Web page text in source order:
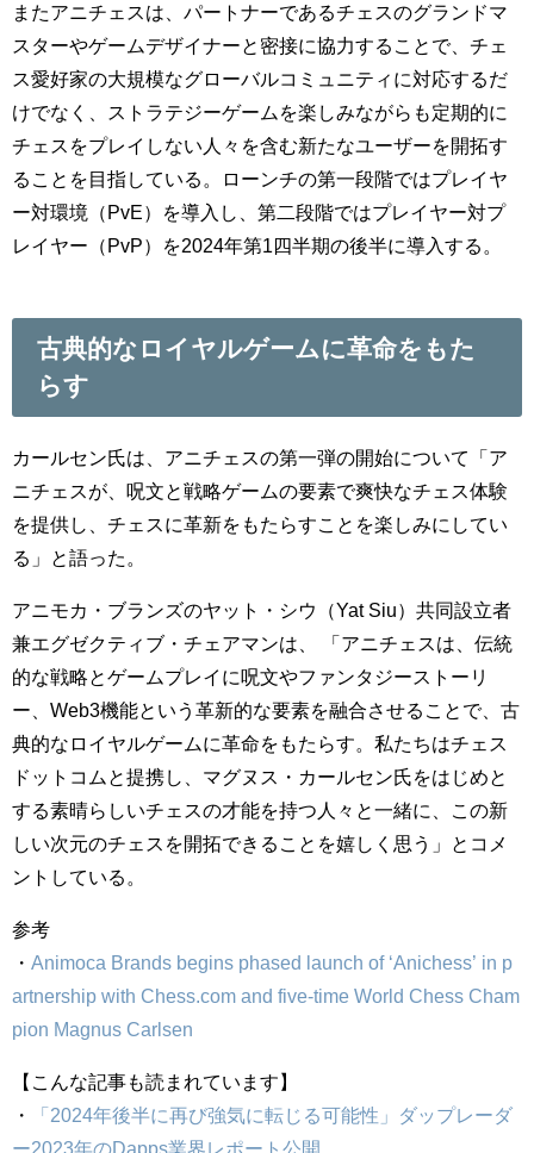
またアニチェスは、パートナーであるチェスのグランドマ
スターやゲームデザイナーと密接に協力することで、チェ
ス愛好家の大規模なグローバルコミュニティに対応するだ
けでなく、ストラテジーゲームを楽しみながらも定期的に
チェスをプレイしない人々を含む新たなユーザーを開拓す
ることを目指している。ローンチの第一段階ではプレイヤ
ー対環境（PvE）を導入し、第二段階ではプレイヤー対プ
レイヤー（PvP）を2024年第1四半期の後半に導入する。
古典的なロイヤルゲームに革命をもた
らす
カールセン氏は、アニチェスの第一弾の開始について「ア
ニチェスが、呪文と戦略ゲームの要素で爽快なチェス体験
を提供し、チェスに革新をもたらすことを楽しみにしてい
る」と語った。
アニモカ・ブランズのヤット・シウ（Yat Siu）共同設立者
兼エグゼクティブ・チェアマンは、 「アニチェスは、伝統
的な戦略とゲームプレイに呪文やファンタジーストーリ
ー、Web3機能という革新的な要素を融合させることで、古
典的なロイヤルゲームに革命をもたらす。私たちはチェス
ドットコムと提携し、マグヌス・カールセン氏をはじめと
する素晴らしいチェスの才能を持つ人々と一緒に、この新
しい次元のチェスを開拓できることを嬉しく思う」とコメ
ントしている。
参考
・ Animoca Brands begins phased launch of ‘Anichess’ in p
artnership with Chess.com and five-time World Chess Cham
pion Magnus Carlsen
【こんな記事も読まれています】
・
「2024年後半に再び強気に転じる可能性」ダップレーダ
ー2023年のDapps業界レポート公開